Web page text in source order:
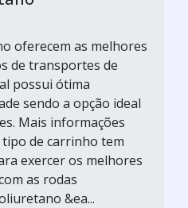
oferecem as melhores
de transportes de
possui ótima
sendo a opção ideal
Mais informações
de carrinho tem
exercer os melhores
as rodas
&ea...